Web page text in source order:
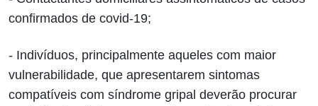
confirmados de covid-19;
- Indivíduos, principalmente aqueles com maior
vulnerabilidade, que apresentarem sintomas
compatíveis com síndrome gripal deverão procurar